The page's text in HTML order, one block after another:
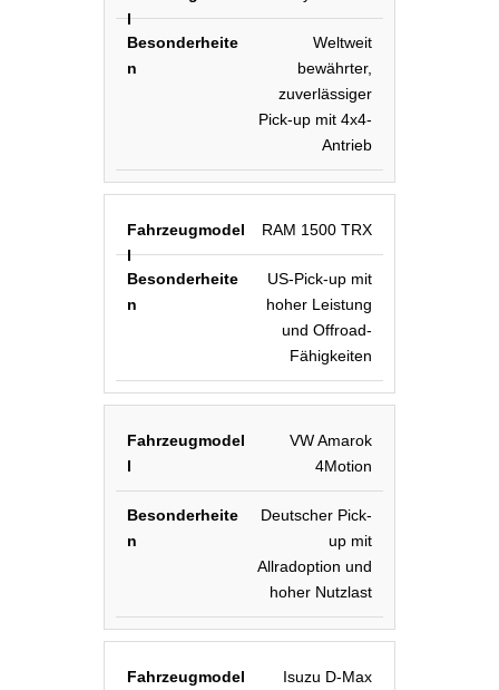
Weltweit
bewährter,
zuverlässiger
Pick-up mit 4x4-
Antrieb
RAM 1500 TRX
US-Pick-up mit
hoher Leistung
und Offroad-
Fähigkeiten
VW Amarok
4Motion
Deutscher Pick-
up mit
Allradoption und
hoher Nutzlast
Isuzu D-Max